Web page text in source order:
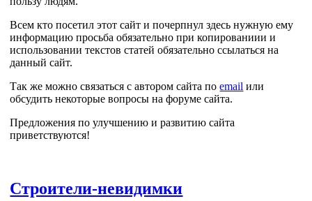
Всем кто посетил этот сайт и почерпнул здесь нужную ему
информацию просьба обязательно при копированиии и
использовании текстов статей обязательно ссылаться на
данный сайт.
Так же можно связаться с автором сайта поemail или
обсудить некоторые вопросы на форуме сайта.
Предложения по улучшению и развитию сайта
приветствуются!
Строители-невидимки